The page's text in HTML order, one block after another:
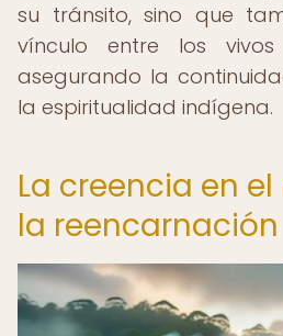
su tránsito, sino que
vínculo entre los
asegurando la
la espiritualidad indígena.
La creencia en
la reencarnación